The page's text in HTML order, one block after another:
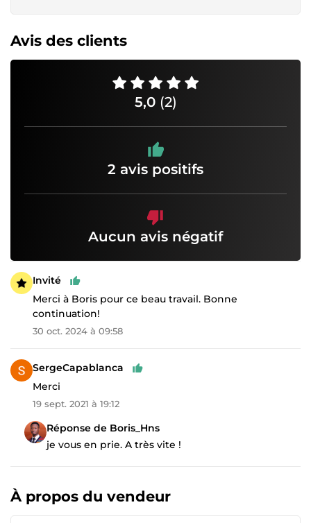
Avis des clients
5,0 (2)
2 avis positifs
Aucun avis négatif
Invité
Merci à Boris pour ce beau travail. Bonne
continuation!
30 oct. 2024 à 09:58
SergeCapablanca
Merci
19 sept. 2021 à 19:12
Réponse de Boris_Hns
je vous en prie. A très vite !
À propos du vendeur